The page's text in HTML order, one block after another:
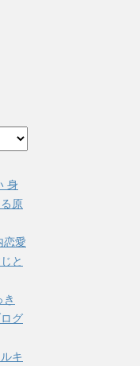
身
原
恋愛
と
グ
キ